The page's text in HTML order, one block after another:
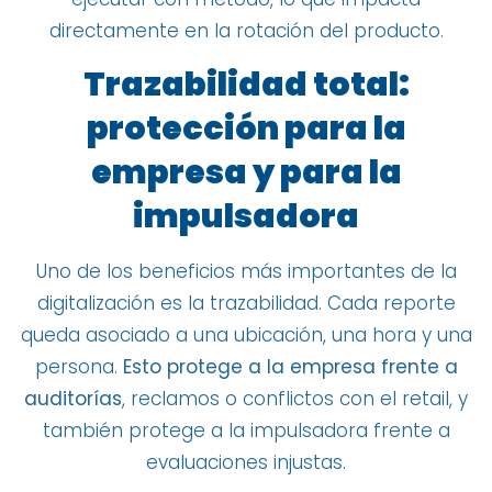
directamente en la rotación del producto.
Trazabilidad total:
protección para la
empresa y para la
impulsadora
Uno de los beneficios más importantes de la
digitalización es la trazabilidad. Cada reporte
queda asociado a una ubicación, una hora y una
persona. Esto protege a la empresa frente a
auditorías, reclamos o conflictos con el retail, y
también protege a la impulsadora frente a
evaluaciones injustas.